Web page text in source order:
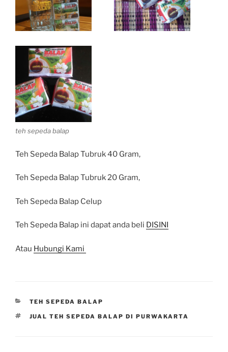
teh sepeda balap
Teh Sepeda Balap Tubruk 40 Gram,
Teh Sepeda Balap Tubruk 20 Gram,
Teh Sepeda Balap Celup
Teh Sepeda Balap ini dapat anda beli DISINI
Atau Hubungi Kami
CATEGORIES
TEH SEPEDA BALAP
TAGS
JUAL TEH SEPEDA BALAP DI PURWAKARTA